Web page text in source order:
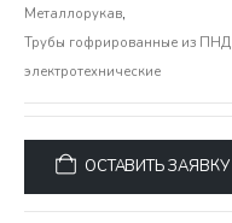
Металлорукав,
Трубы гофрированные из ПНД
электротехнические
ОСТАВИТЬ ЗАЯВКУ